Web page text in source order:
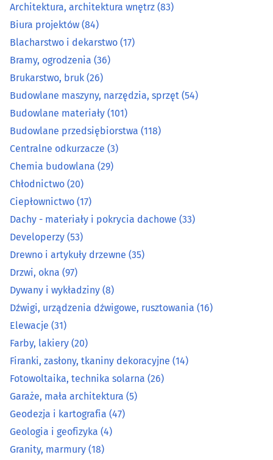
Ciepłownictwo(17)
Dachy - materiały i pokrycia dachowe
Developerzy
Drewno i artykuły drzewne(35)
Drzwi, okna (97)
Dywany i wykładziny(8)
Elewacje(31)
Farby, lakiery(20)
Firanki, zasłony, tkaniny dekoracyjne
Fotowoltaika, technika solarna
Garaże, mała architektura
Geodezja i kartografia(47)
Geologia i geofizyka(4)
Granity, marmury (18)
Architektura, architektura wnętrz (83)
Biura projektów (84)
Blacharstwo i dekarstwo (17)
Bramy, ogrodzenia (36)
Brukarstwo, bruk (26)
Budowlane maszyny, narzędzia, sprzęt (54)
Budowlane materiały (101)
Budowlane przedsiębiorstwa (118)
Centralne odkurzacze (3)
Chemia budowlana (29)
Chłodnictwo (20)
Ciepłownictwo (17)
Dachy - materiały i pokrycia dachowe (33)
Developerzy (53)
Drewno i artykuły drzewne (35)
Drzwi, okna (97)
Dywany i wykładziny (8)
Dźwigi, urządzenia dźwigowe, rusztowania (16)
Elewacje (31)
Farby, lakiery (20)
Firanki, zasłony, tkaniny dekoracyjne (14)
Fotowoltaika, technika solarna (26)
Garaże, mała architektura (5)
Geodezja i kartografia (47)
Geologia i geofizyka (4)
Granity, marmury (18)